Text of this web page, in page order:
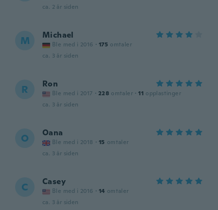
ca. 2 år siden
M Michael
Ble med i 2016 · 175 omtaler
ca. 3 år siden
R Ron
Ble med i 2017 · 228 omtaler · 11 opplastinger
ca. 3 år siden
O Oana
Ble med i 2018 · 15 omtaler
ca. 3 år siden
C Casey
Ble med i 2016 · 14 omtaler
ca. 3 år siden